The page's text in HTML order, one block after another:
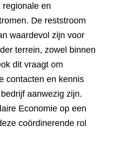
regionale en
De reststroom
waardevol zijn voor
terrein, zowel binnen
dit vraagt om
contacten en kennis
aanwezig zijn.
Economie op een
coördinerende rol